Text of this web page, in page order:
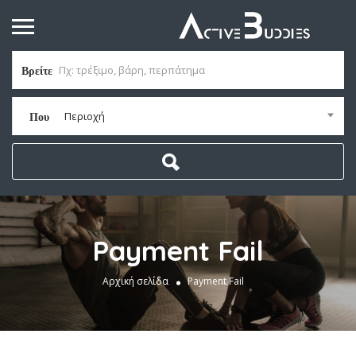
Βρείτε
Που Περιοχή
Payment Fail
Αρχική σελίδα Payment Fail